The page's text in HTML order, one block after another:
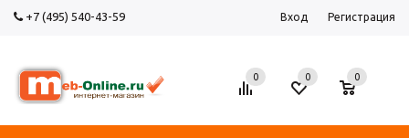
+7 (495) 540-43-59 Вход Регистрация
0 0
0